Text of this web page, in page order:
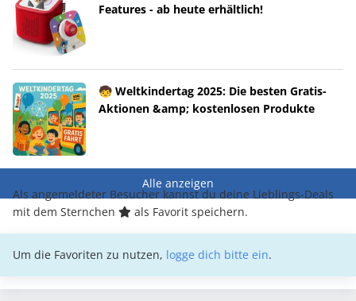
Features - ab heute erhältlich!
🧒 Weltkindertag 2025: Die besten Gratis-
Aktionen &amp; kostenlosen Produkte
Alle anzeigen
Als angemeldeter Besucher kannst du deine Lieblings-Deals
mit dem Sternchen
als Favorit speichern.
Um die Favoriten zu nutzen, logge dich bitte ein.